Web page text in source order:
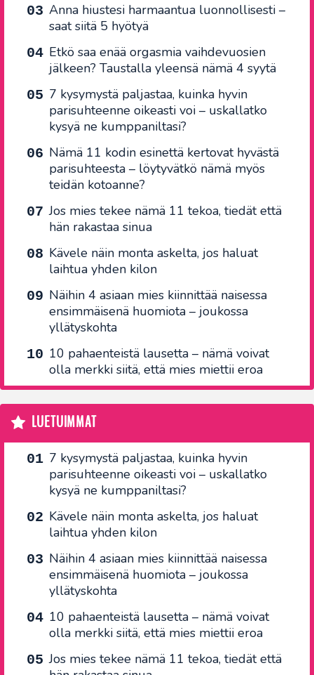
Anna hiustesi harmaantua luonnollisesti –
saat siitä 5 hyötyä
Etkö saa enää orgasmia vaihdevuosien
jälkeen? Taustalla yleensä nämä 4 syytä
7 kysymystä paljastaa, kuinka hyvin
parisuhteenne oikeasti voi – uskallatko
kysyä ne kumppaniltasi?
Nämä 11 kodin esinettä kertovat hyvästä
parisuhteesta – löytyvätkö nämä myös
teidän kotoanne?
Jos mies tekee nämä 11 tekoa, tiedät että
hän rakastaa sinua
Kävele näin monta askelta, jos haluat
laihtua yhden kilon
Näihin 4 asiaan mies kiinnittää naisessa
ensimmäisenä huomiota – joukossa
yllätyskohta
10 pahaenteistä lausetta – nämä voivat
olla merkki siitä, että mies miettii eroa
LUETUIMMAT
7 kysymystä paljastaa, kuinka hyvin
parisuhteenne oikeasti voi – uskallatko
kysyä ne kumppaniltasi?
Kävele näin monta askelta, jos haluat
laihtua yhden kilon
Näihin 4 asiaan mies kiinnittää naisessa
ensimmäisenä huomiota – joukossa
yllätyskohta
10 pahaenteistä lausetta – nämä voivat
olla merkki siitä, että mies miettii eroa
Jos mies tekee nämä 11 tekoa, tiedät että